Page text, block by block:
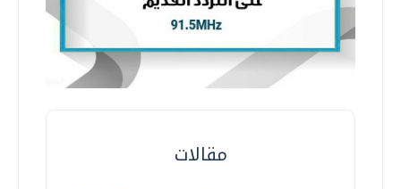
مقالات